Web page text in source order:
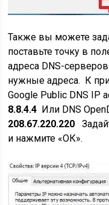
Также вы можете
поставьте точку в
адреса DNS-
нужные адреса. К
Google Public DNS IP
8.8.4.4 Или DNS
208.67.220.220
и нажмите «ОК».